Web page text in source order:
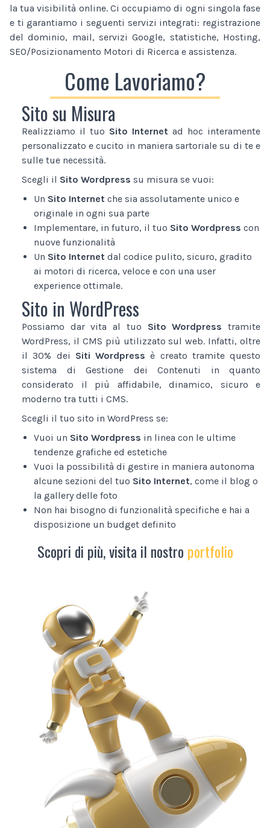
la tua visibilità online. Ci occupiamo di ogni singola fase
e ti garantiamo i seguenti servizi integrati: registrazione
del dominio, mail, servizi Google, statistiche, Hosting,
SEO/Posizionamento Motori di Ricerca e assistenza.
Come Lavoriamo?
Sito su Misura
Realizziamo il tuo Sito Internet ad hoc interamente
personalizzato e cucito in maniera sartoriale su di te e
sulle tue necessità.
Scegli il Sito Wordpress su misura se vuoi:
Un Sito Internet che sia assolutamente unico e
originale in ogni sua parte
Implementare, in futuro, il tuo Sito Wordpress con
nuove funzionalità
Un Sito Internet dal codice pulito, sicuro, gradito
ai motori di ricerca, veloce e con una user
experience ottimale.
Sito in WordPress
Possiamo dar vita al tuo Sito Wordpress tramite
WordPress, il CMS più utilizzato sul web. Infatti, oltre
il 30% dei Siti Wordpress è creato tramite questo
sistema di Gestione dei Contenuti in quanto
considerato il più affidabile, dinamico, sicuro e
moderno tra tutti i CMS.
Scegli il tuo sito in WordPress se:
Vuoi un Sito Wordpress in linea con le ultime
tendenze grafiche ed estetiche
Vuoi la possibilità di gestire in maniera autonoma
alcune sezioni del tuo Sito Internet, come il blog o
la gallery delle foto
Non hai bisogno di funzionalità specifiche e hai a
disposizione un budget definito
Scopri di più, visita il nostro portfolio